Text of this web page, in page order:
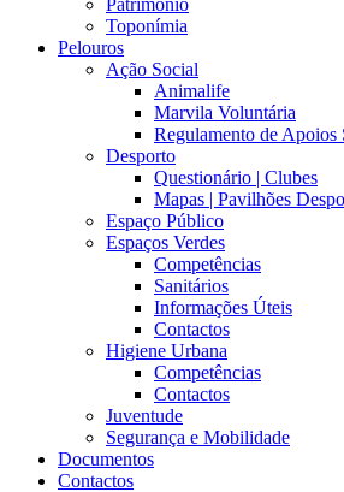
Toponímia
Pelouros
Ação Social
Animalife
Marvila Voluntária
Regulamento de Apoios
Desporto
Questionário | Clubes
Mapas | Pavilhões
Espaço Público
Espaços Verdes
Competências
Sanitários
Informações Úteis
Contactos
Higiene Urbana
Competências
Contactos
Juventude
Segurança e Mobilidade
Documentos
Contactos